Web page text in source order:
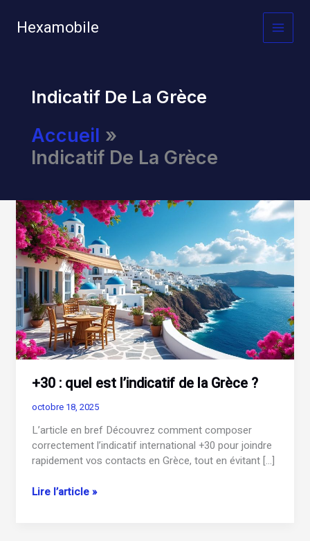
contenuHexamobile
Indicatif De La Grèce
Accueil
Indicatif De La Grèce
+30 : quel est l’indicatif de la Grèce ?
octobre 18, 2025
L’article en bref Découvrez comment composer
correctement l’indicatif international +30 pour joindre
rapidement vos contacts en Grèce, tout en évitant […]
+30
Lire l’article »